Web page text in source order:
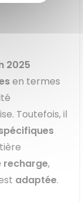
2025
en termes
Toutefois, il
recharge,
adaptée.